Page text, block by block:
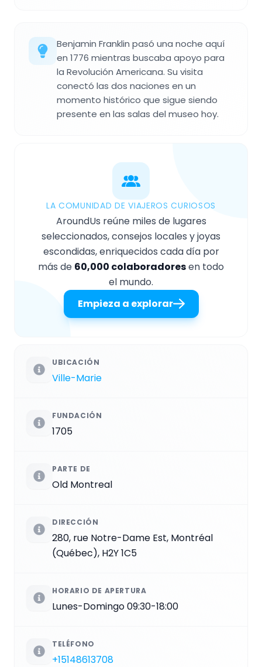
Benjamin Franklin pasó una noche aquí
en 1776 mientras buscaba apoyo para
la Revolución Americana. Su visita
conectó las dos naciones en un
momento histórico que sigue siendo
presente en las salas del museo hoy.
LA COMUNIDAD DE VIAJEROS CURIOSOS
AroundUs reúne miles de lugares
seleccionados, consejos locales y joyas
escondidas, enriquecidos cada día por
más de 60,000 colaboradoresen todo
el mundo.
Empieza a explorar
UBICACIÓN
Ville-Marie
FUNDACIÓN
1705
PARTE DE
Old Montreal
DIRECCIÓN
280, rue Notre-Dame Est, Montréal
(Québec), H2Y 1C5
HORARIO DE APERTURA
Lunes-Domingo 09:30-18:00
TELÉFONO
+15148613708